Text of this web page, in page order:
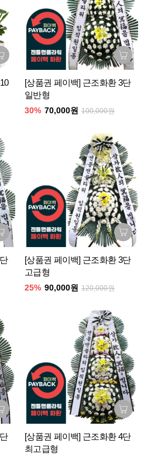
[상품권 페이백] 근조화환 3단
일반형
30% 70,000원 100,000원
[상품권 페이백] 근조화환 3단
고급형
25% 90,000원 120,000원
[상품권 페이백] 근조화환 4단
최고급형